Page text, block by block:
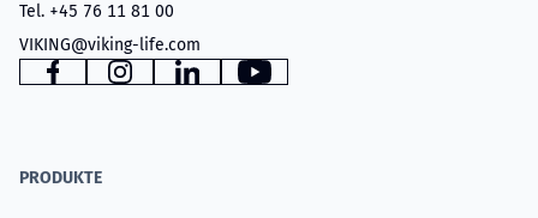
Tel. +45 76 11 81 00
VIKING@viking-life.com
www.facebook.com
www.instagram.com
www.linkedin.com
YouTube
PRODUKTE